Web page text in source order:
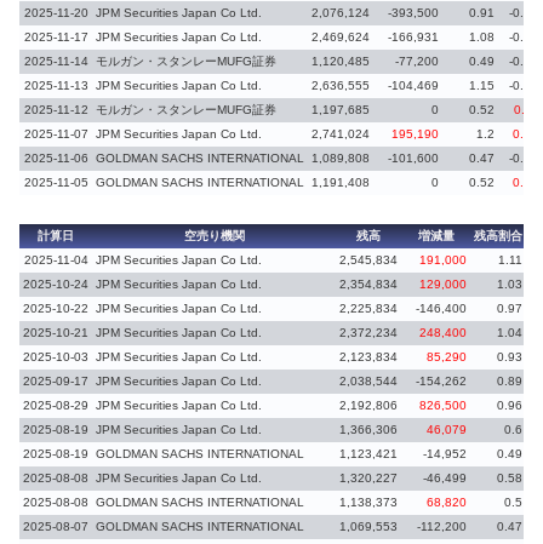
2025-11-20 JPM Securities Japan Co Ltd. 2,076,124 -393,500 0.91
-0.17
2025-11-17
JPM Securities Japan Co Ltd. 2,469,624 -166,931 1.08
-0.07
2025-11-14 モルガン・スタンレーMUFG証券 1,120,485 -77,200 0.49
-0.03
2025-11-13
JPM Securities Japan Co Ltd. 2,636,555 -104,469 1.15
-0.05
2025-11-12
モルガン・スタンレーMUFG証券 1,197,685 0 0.52
0.11
2025-11-07
JPM Securities Japan Co Ltd. 2,741,024 195,190 1.2
0.09
2025-11-06
GOLDMAN SACHS INTERNATIONAL 1,089,808 -101,600 0.47
-0.05
2025-11-05
GOLDMAN SACHS INTERNATIONAL 1,191,408 0 0.52 0.09
計算日 空売り機関 残高 増減量 残高割合
2025-11-04 JPM Securities Japan Co Ltd. 2,545,834 191,000 1.11
2025-10-24 JPM Securities Japan Co Ltd. 2,354,834 129,000 1.03
2025-10-22
JPM Securities Japan Co Ltd. 2,225,834 -146,400 0.97
2025-10-21
JPM Securities Japan Co Ltd. 2,372,234 248,400 1.04
2025-10-03
JPM Securities Japan Co Ltd. 2,123,834 85,290 0.93
2025-09-17
JPM Securities Japan Co Ltd. 2,038,544 -154,262 0.89
2025-08-29
JPM Securities Japan Co Ltd. 2,192,806 826,500 0.96
2025-08-19
JPM Securities Japan Co Ltd. 1,366,306 46,079 0.6
2025-08-19
GOLDMAN SACHS INTERNATIONAL 1,123,421 -14,952 0.49
2025-08-08
JPM Securities Japan Co Ltd. 1,320,227 -46,499 0.58
2025-08-08
GOLDMAN SACHS INTERNATIONAL 1,138,373 68,820 0.5
2025-08-07
GOLDMAN SACHS INTERNATIONAL 1,069,553 -112,200 0.47